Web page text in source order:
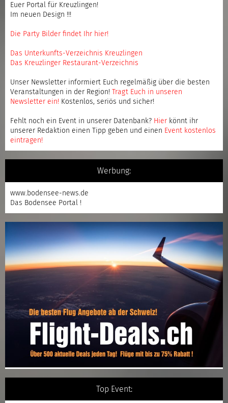
Euer Portal für Kreuzlingen!
Im neuen Design !!!
Die Party Bilder findet Ihr hier!
Das Unterkunfts-Verzeichnis Kreuzlingen
Das Kreuzlinger Restaurant-Verzeichnis
Unser Newsletter informiert Euch regelmäßig über die besten
Veranstaltungen in der Region!
Tragt Euch in unseren
Newsletter ein! Kostenlos, seriös und sicher!
Fehlt noch ein Event in unserer Datenbank? Hier könnt ihr
unserer Redaktion einen Tipp geben und einen Event kostenlos
eintragen!
Werbung:
www.bodensee-news.de
Das Bodensee Portal !
Top Event: